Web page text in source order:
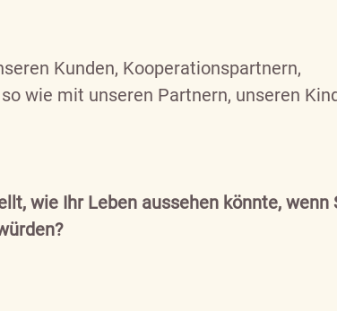
Kunden, Kooperationspartnern,
wie mit unseren Partnern, unseren
wie Ihr Leben aussehen könnte, wenn